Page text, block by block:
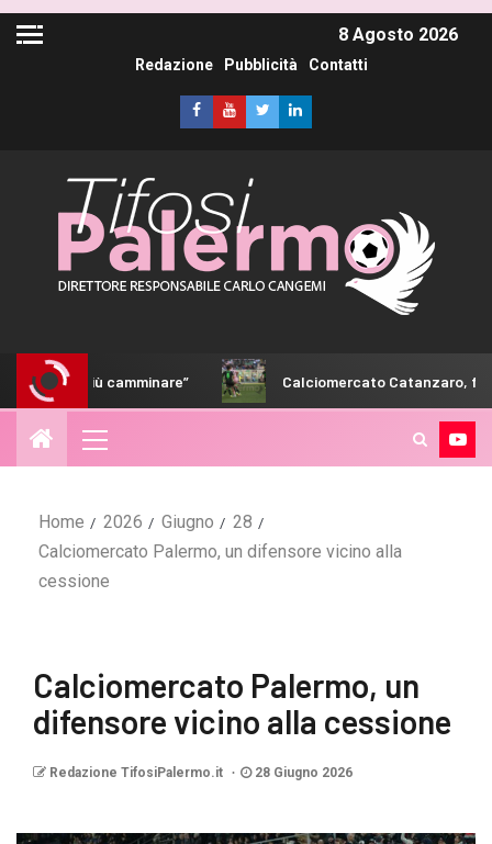
8 Agosto 2026
Redazione Pubblicità Contatti
Calciomercato Catanzaro, fumata bianca
Home 2026 Giugno
28
Calciomercato Palermo, un difensore vicino alla
cessione
Calciomercato Palermo, un
difensore vicino alla cessione
Redazione TifosiPalermo.it 28 Giugno 2026